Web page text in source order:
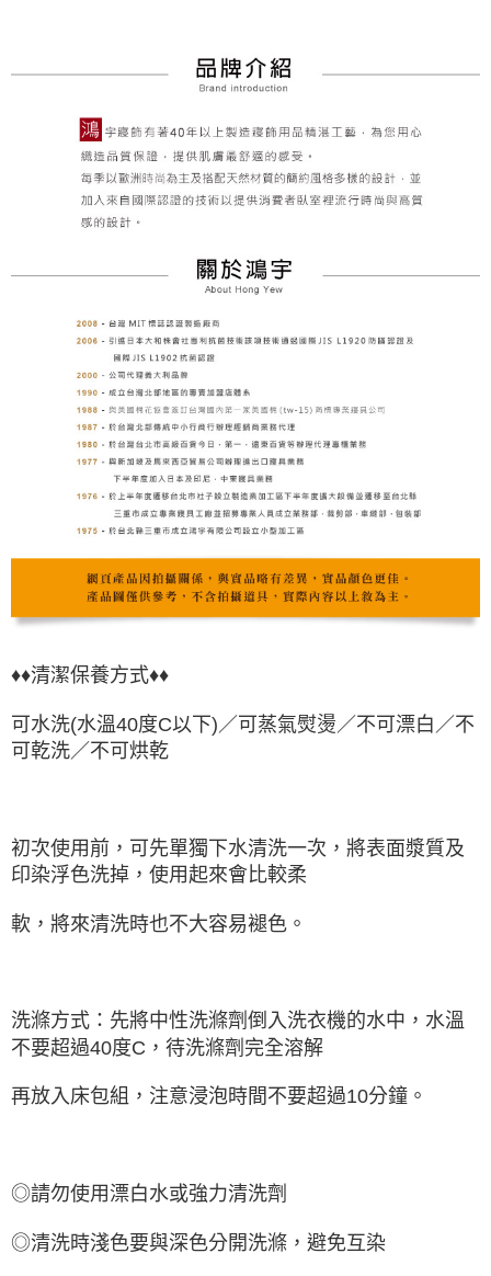
♦♦清潔保養方式♦♦
可水洗(水溫40度C以下)／可蒸氣熨燙／不可漂白／不
可乾洗／不可烘乾
初次使用前，可先單獨下水清洗一次，將表面漿質及
印染浮色洗掉，使用起來會比較柔
軟，將來清洗時也不大容易褪色。
洗滌方式：先將中性洗滌劑倒入洗衣機的水中，水溫
不要超過40度C，待洗滌劑完全溶解
再放入床包組，注意浸泡時間不要超過10分鐘。
◎請勿使用漂白水或強力清洗劑
◎清洗時淺色要與深色分開洗滌，避免互染